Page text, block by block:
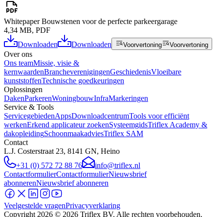
Whitepaper Bouwstenen voor de perfecte parkeergarage
4,34 MB, PDF
Downloaden
Downloaden Voorvertoning Voorvertoning
Over ons
Ons teamMissie, visie &
kernwaardenBrancheverenigingenGeschiedenisVloeibare
kunststoffenTechnische goedkeuringen
Oplossingen
DakenParkerenWoningbouwInfraMarkeringen
Service & Tools
ServicegebiedenAppsDownloadcentrumTools voor efficiënt
werkenErkend applicateur zoekenSysteemgidsTriflex Academy &
dakopleidingSchoonmaakadviesTriflex SAM
Contact
L.J. Costerstraat 23, 8141 GN, Heino
+31 (0) 572 72 88 76
info@triflex.nl
ContactformulierContactformulierNieuwsbrief
abonnerenNieuwsbrief abonneren
Veelgestelde vragenPrivacyverklaring
Copyright 2026 © 2026 Triflex BV. Alle rechten voorbehouden.